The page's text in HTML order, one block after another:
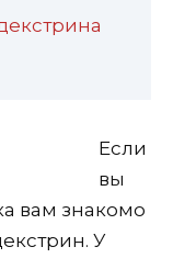
Если
вы
вам знакомо
У